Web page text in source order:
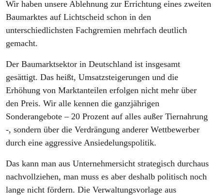
Wir haben unsere Ablehnung zur Errichtung eines zweiten
Baumarktes auf Lichtscheid schon in den
unterschiedlichsten Fachgremien mehrfach deutlich
gemacht.
Der Baumarktsektor in Deutschland ist insgesamt
gesättigt. Das heißt, Umsatzsteigerungen und die
Erhöhung von Marktanteilen erfolgen nicht mehr über
den Preis. Wir alle kennen die ganzjährigen
Sonderangebote – 20 Prozent auf alles außer Tiernahrung
-, sondern über die Verdrängung anderer Wettbewerber
durch eine aggressive Ansiedelungspolitik.
Das kann man aus Unternehmersicht strategisch durchaus
nachvollziehen, man muss es aber deshalb politisch noch
lange nicht fördern. Die Verwaltungsvorlage aus